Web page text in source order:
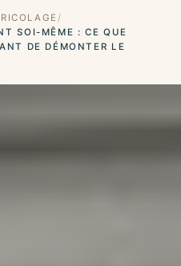
SOI-MÊME : CE QUE
DE DÉMONTER LE